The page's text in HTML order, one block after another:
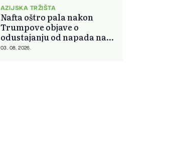
AZIJSKA TRŽIŠTA
Nafta oštro pala nakon
Trumpove objave o
odustajanju od napada na
Iran
03. 08. 2026.